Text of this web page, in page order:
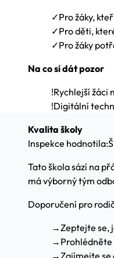
✓Pro žáky,
✓Pro děti,
✓Pro žáky
Na co si dát pozor
!Rychlejší žáci
!Digitální
Kvalita školy
Inspekce hodnotila:
Tato škola sází na
má výborný tým
Doporučení pro
→Zeptejte se,
→ Prohlédněte
→Zajímejte se